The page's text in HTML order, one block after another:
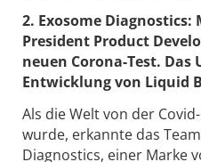
2. Exosome
President Product
neuen Corona-Test.
Entwicklung von Liquid
Als die Welt von der
wurde, erkannte das
Diagnostics, einer Marke